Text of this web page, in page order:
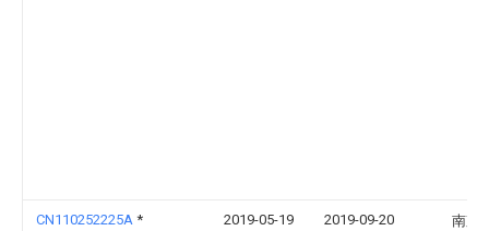
CN110252225A * 2019-05-19 2019-09-20
南京